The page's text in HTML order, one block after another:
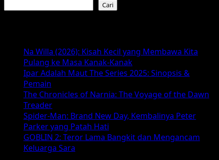
Menyeramkan
Tahun
Ini
–
Daftar
Rilis
2026
yang
Bikin
Nyali
Tak
Cari
Na Willa (2026): Kisah Kecil yang Membawa Kita
Pulang ke Masa Kanak-Kanak
Ipar Adalah Maut The Series 2025: Sinopsis &
Pemain
The Chronicles of Narnia: The Voyage of the Dawn
Treader
Spider-Man: Brand New Day, Kembalinya Peter
Parker yang Patah Hati
GOBLIN 2: Teror Lama Bangkit dan Mengancam
Keluarga Sara